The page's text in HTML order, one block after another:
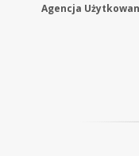
Agencja